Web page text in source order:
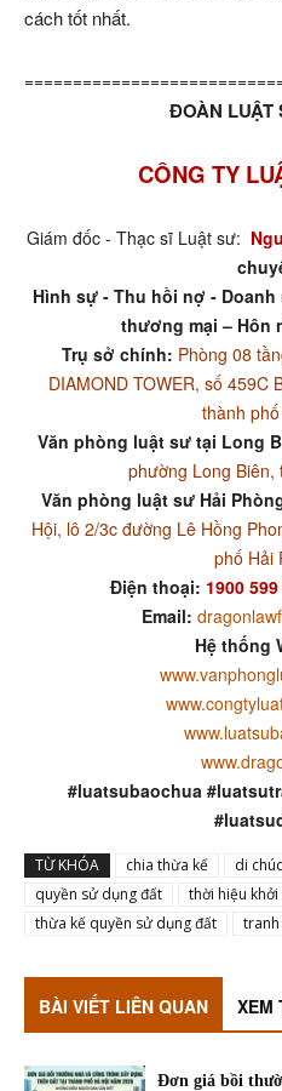
cách tốt nhất.
ĐOÀN LUẬT
CÔNG TY
Giám đốc - Thạc sĩ Luật sư:
Hình sự - Thu hồi nợ -
thương mại – Hôn
Trụ sở chính: Phòng 08
DIAMOND TOWER, số 459C
thành
Văn phòng luật sư tại Long
phường Long Biên,
Văn phòng luật sư Hải
Hội, lô 2/3c đường Lê Hồng
phố Hải
Điện thoại: 1900
Email:
Hệ thống
#luatsubaochua
TỪ KHÓA chia thừa kế di chúc
quyền sử dụng đất
thời hiệu khởi
thừa kế quyền sử dụng đất
tranh
BÀI VIẾT LIÊN QUAN XEM
Đơn giá bồi